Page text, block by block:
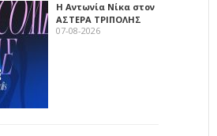
Η Αντωνία Νίκα στον
ΑΣΤΕΡΑ ΤΡΙΠΟΛΗΣ
07-08-2026